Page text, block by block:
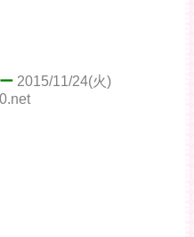
2015/11/24(火)